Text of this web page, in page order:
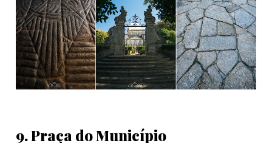
9. Praça do Município